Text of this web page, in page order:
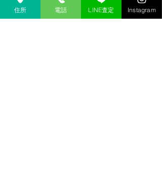
金沢  K１８ 買取
金沢 ２４金 買取
住所 電話 LINE査定 Instagram